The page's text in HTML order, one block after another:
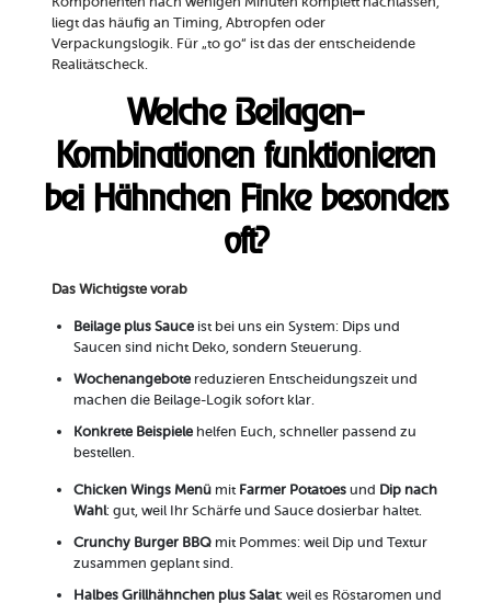
liegt das häufig an Timing, Abtropfen oder
Verpackungslogik. Für „to go“ ist das der entscheidende
Realitätscheck.
Welche Beilagen-
Kombinationen funktionieren
bei Hähnchen Finke besonders
oft?
Das Wichtigste vorab
Beilage plus Sauceist bei uns ein System: Dips und
Saucen sind nicht Deko, sondern Steuerung.
Wochenangebotereduzieren Entscheidungszeit und
machen die Beilage-Logik sofort klar.
Konkrete Beispielehelfen Euch, schneller passend zu
bestellen.
Chicken Wings Menümit Farmer Potatoesund Dip nach
Wahl: gut, weil Ihr Schärfe und Sauce dosierbar haltet.
Crunchy Burger BBQmit Pommes: weil Dip und Textur
zusammen geplant sind.
Halbes Grillhähnchen plus Salat: weil es Röstaromen und